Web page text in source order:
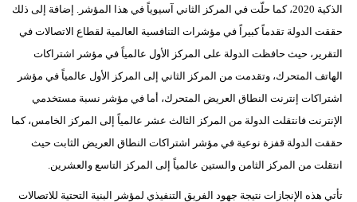
وتكنولوجيا
مدوَّنات
أبراج
سيارات
الذكية 2020، كما حلّت في المركز الثاني آسيوياً في هذا المؤشر. إضافة إلى ذلك
حققت الدولة تقدماً كبيراً في مؤشرات التنافسية العالمية لقطاع الاتصالات في
التقرير، حيث حافظت الدولة على المركز الأول عالمياً في مؤشر اشتراكات
الهاتف المتحرك، وتقدمت من المركز الثاني إلى المركز الأول عالمياً في مؤشر
اشتراكات إنترنت النطاق العريض المتحرك، أما في مؤشر نسبة مستخدمي
الإنترنت فانتقلت الدولة من المركز الثالث عشر عالمياً إلى المركز الخامس، كما
حققت الدولة قفزة نوعية في مؤشر اشتراكات النطاق العريض الثابت حيث
انتقلت من المركز الثامن والستين عالمياً إلى المركز التاسع والعشرين.
تأتي هذه الإنجازات نتيجة جهود الفريق التنفيذي لمؤشر البنية التحتية للاتصالات